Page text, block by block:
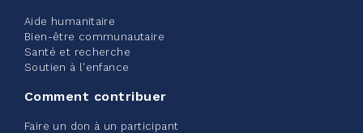
2% 20,00 $/ 1 000,00 $
Aide humanitaire
Bien-être communautaire
Santé et recherche
Soutien à l'enfance
Comment contribuer
Faire un don à un participant